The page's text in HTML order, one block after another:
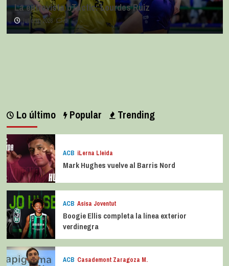
La entrevista bTactic: Lourdes Ruiz
julio 11, 2026 0
Lo último Popular Trending
ACB iLerna Lleida
Mark Hughes vuelve al Barris Nord
ACB Asisa Joventut
Boogie Ellis completa la línea exterior
verdinegra
ACB Casademont Zaragoza M.